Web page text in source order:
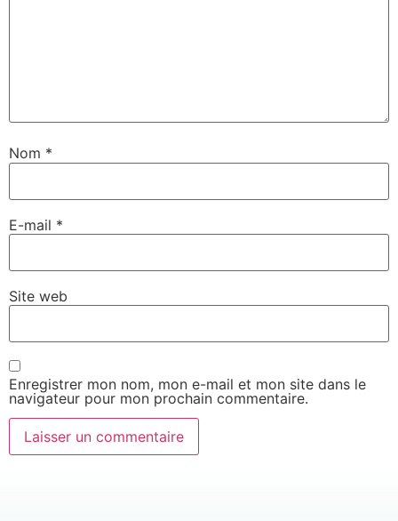
Nom *
E-mail *
Site web
Enregistrer mon nom, mon e-mail et mon site dans le
navigateur pour mon prochain commentaire.